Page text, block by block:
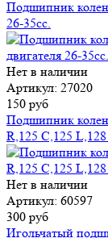
Подшипник
26-35cc.
Нет в наличии
Артикул: 27020
150 руб
Подшипник
R,125 C,125
Нет в наличии
Артикул: 60597
300 руб
Игольчатый